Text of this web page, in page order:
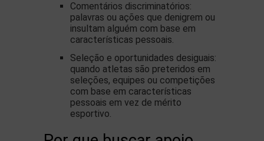
Comentários discriminatórios:
palavras ou ações que denigrem ou
insultam alguém com base em
características pessoais.
Seleção e oportunidades desiguais:
quando atletas são preteridos em
seleções, equipes ou competições
com base em características
pessoais em vez de mérito
esportivo.